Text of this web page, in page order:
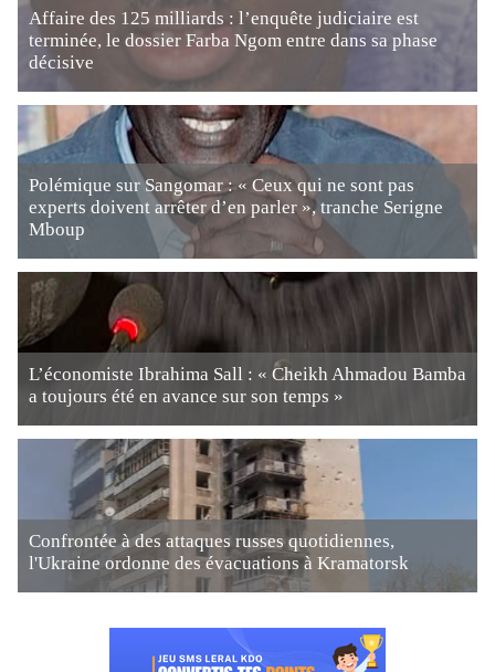
Affaire des 125 milliards : l’enquête judiciaire est
terminée, le dossier Farba Ngom entre dans sa phase
décisive
Polémique sur Sangomar : « Ceux qui ne sont pas
experts doivent arrêter d’en parler », tranche Serigne
Mboup
L’économiste Ibrahima Sall : « Cheikh Ahmadou Bamba
a toujours été en avance sur son temps »
Confrontée à des attaques russes quotidiennes,
l'Ukraine ordonne des évacuations à Kramatorsk